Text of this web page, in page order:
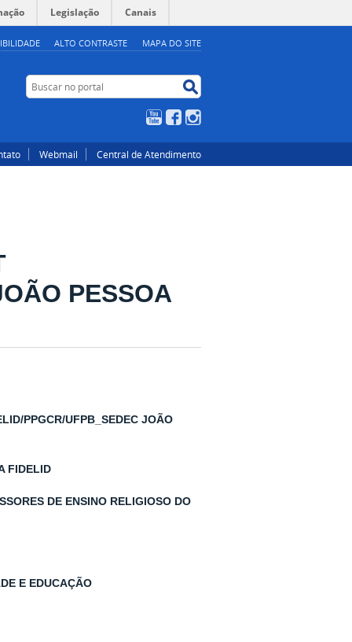
ALTO CONTRASTE MAPA DO SITE
Legislação Canais
Buscar no portal
YouTubeFacebook
Webmail Central de Atendimento
PESSOA
PPGCR/UFPB_SEDEC JOÃO
FIDELID
DE ENSINO RELIGIOSO DO
E EDUCAÇÃO